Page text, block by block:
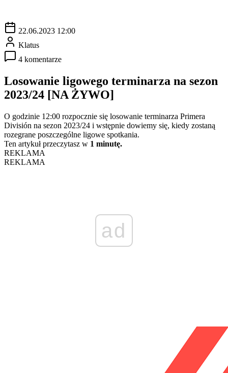
22.06.2023 12:00
Klatus
4 komentarze
Losowanie ligowego terminarza na sezon
2023/24 [NA ŻYWO]
O godzinie 12:00 rozpocznie się losowanie terminarza Primera
División na sezon 2023/24 i wstępnie dowiemy się, kiedy zostaną
rozegrane poszczególne ligowe spotkania.
Ten artykuł przeczytasz w 1 minutę.
REKLAMA
REKLAMA
ad